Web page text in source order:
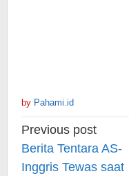
by Pahami.id
Post
navigation
Previous post
Berita Tentara AS-
Inggris Tewas saat